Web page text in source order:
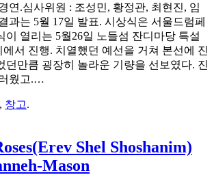
연.심사위원 : 조성민, 황정관, 최현진, 임
과는 5월 17일 발표. 시상식은 서울드럼페
이 열리는 5월26일 노들섬 잔디마당 특설
서 진행. 치열했던 예선을 거쳐 본선에 진
던만큼 굉장히 놀라운 기량을 선보였다. 진
웠고.…
, 창고.
Shel Shoshanim)
Mason